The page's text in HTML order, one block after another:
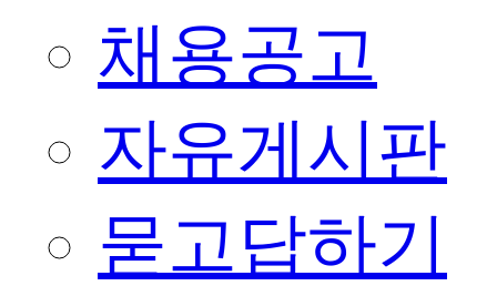
채용공고
자유게시판
묻고답하기